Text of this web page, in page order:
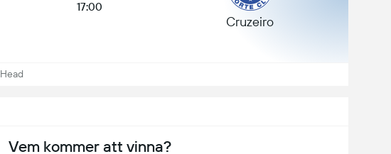
17:00
Cruzeiro
Vem kommer att vinna?